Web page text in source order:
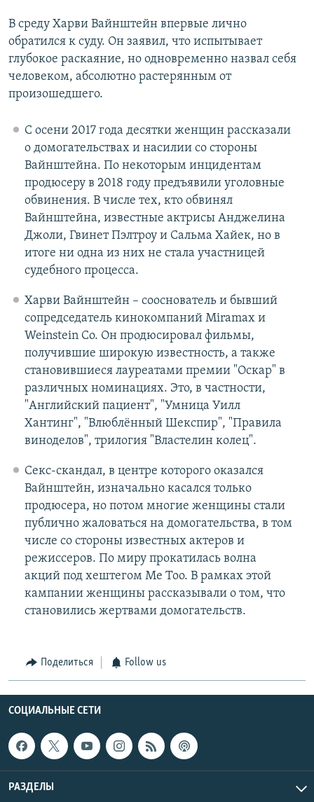
В среду Харви Вайнштейн впервые лично
обратился к суду. Он заявил, что испытывает
глубокое раскаяние, но одновременно назвал себя
человеком, абсолютно растерянным от
произошедшего.
С осени 2017 года десятки женщин рассказали
о домогательствах и насилии со стороны
Вайнштейна. По некоторым инцидентам
продюсеру в 2018 году предъявили уголовные
обвинения. В числе тех, кто обвинял
Вайнштейна, известные актрисы Анджелина
Джоли, Гвинет Пэлтроу и Сальма Хайек, но в
итоге ни одна из них не стала участницей
судебного процесса.
Харви Вайнштейн – сооснователь и бывший
сопредседатель кинокомпаний Miramax и
Weinstein Co. Он продюсировал фильмы,
получившие широкую известность, а также
становившиеся лауреатами премии "Оскар" в
различных номинациях. Это, в частности,
"Английский пациент", "Умница Уилл
Хантинг", "Влюблённый Шекспир", "Правила
виноделов", трилогия "Властелин колец".
Секс-скандал, в центре которого оказался
Вайнштейн, изначально касался только
продюсера, но потом многие женщины стали
публично жаловаться на домогательства, в том
числе со стороны известных актеров и
режиссеров. По миру прокатилась волна
акций под хештегом Me Too. В рамках этой
кампании женщины рассказывали о том, что
становились жертвами домогательств.
Поделиться Follow us
СОЦИАЛЬНЫЕ СЕТИ
РАЗДЕЛЫ